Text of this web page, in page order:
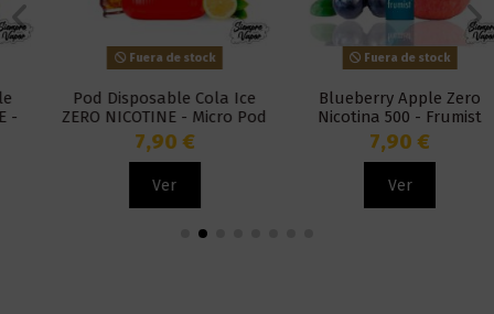
Fuera de stock
Pod Disposable Cola Ice
ZERO NICOTINE - Micro Pod
7,90 €
Fuera de stock
Blueberry Apple Zero
Nicotina 500 - Frumist
7,90 €